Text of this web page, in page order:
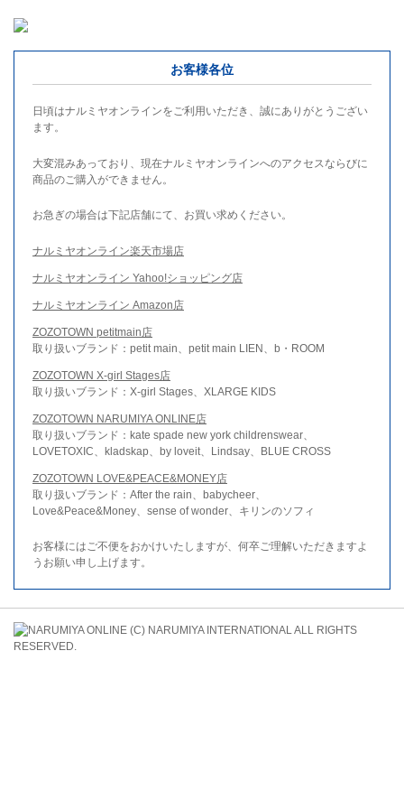
お客様各位
日頃はナルミヤオンラインをご利用いただき、誠にありがとうござい
ます。
大変混みあっており、現在ナルミヤオンラインへのアクセスならびに
商品のご購入ができません。
お急ぎの場合は下記店舗にて、お買い求めください。
ナルミヤオンライン楽天市場店
ナルミヤオンライン Yahoo!ショッピング店
ナルミヤオンライン Amazon店
ZOZOTOWN petitmain店
取り扱いブランド：petit main、petit main LIEN、b・ROOM
ZOZOTOWN X-girl Stages店
取り扱いブランド：X-girl Stages、XLARGE KIDS
ZOZOTOWN NARUMIYA ONLINE店
取り扱いブランド：kate spade new york childrenswear、
LOVETOXIC、kladskap、by loveit、Lindsay、BLUE CROSS
ZOZOTOWN LOVE&PEACE&MONEY店
取り扱いブランド：After the rain、babycheer、
Love&Peace&Money、sense of wonder、キリンのソフィ
お客様にはご不便をおかけいたしますが、何卒ご理解いただきますよ
うお願い申し上げます。